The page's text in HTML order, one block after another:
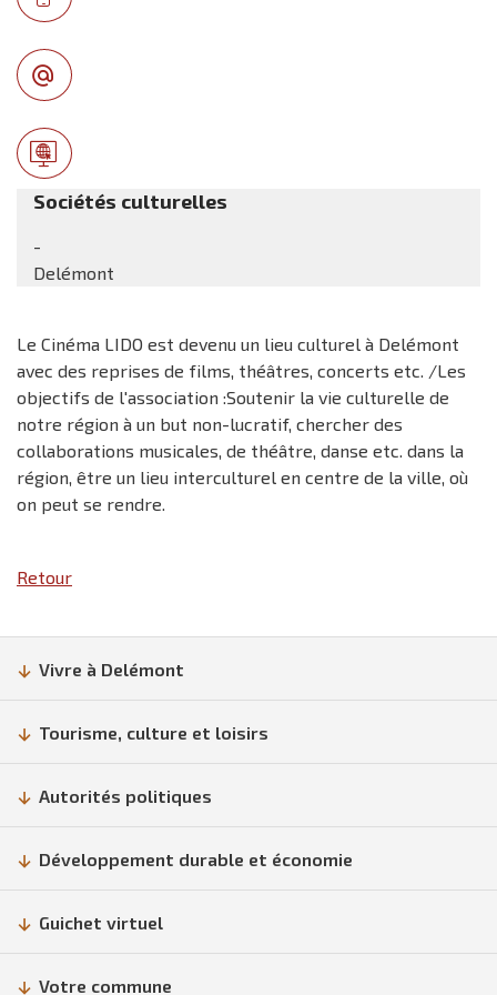
Sociétés culturelles
-
Delémont
Le Cinéma LIDO est devenu un lieu culturel à Delémont
avec des reprises de films, théâtres, concerts etc. /Les
objectifs de l'association :Soutenir la vie culturelle de
notre région à un but non-lucratif, chercher des
collaborations musicales, de théâtre, danse etc. dans la
région, être un lieu interculturel en centre de la ville, où
on peut se rendre.
Retour
Vivre à Delémont
Tourisme, culture et loisirs
Autorités politiques
Développement durable et économie
Guichet virtuel
Votre commune